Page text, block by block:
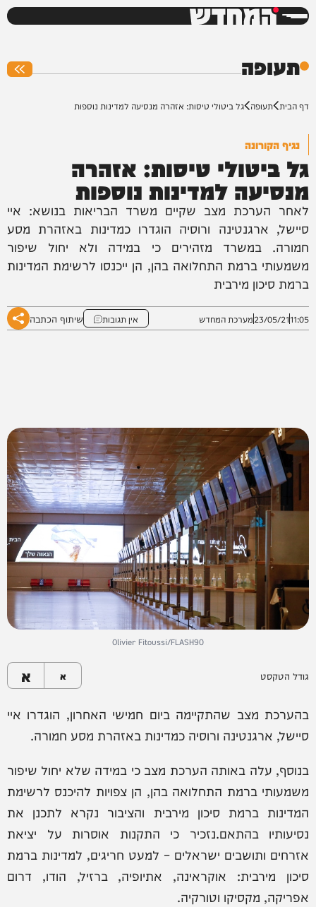
המחדש
תעופה
דף הבית תעופה גל ביטולי טיסות: אזהרה מנסיעה למדינות נוספות
נגיף הקורונה
גל ביטולי טיסות: אזהרה
מנסיעה למדינות נוספות
לאחר הערכת מצב שקיים משרד הבריאות בנושא: איי
סיישל, ארגנטינה ורוסיה הוגדרו כמדינות באזהרת מסע
חמורה. במשרד מזהירים כי במידה ולא יחול שיפור
משמעותי ברמת התחלואה בהן, הן ייכנסו לרשימת המדינות
ברמת סיכון מירבית
11:05
23/05/21מערכת המחדש אין תגובות שיתוף הכתבה
Olivier Fitoussi/FLASH90
גודל הטקסט א א
בהערכת מצב שהתקיימה ביום חמישי האחרון, הוגדרו איי
סיישל, ארגנטינה ורוסיה כמדינות באזהרת מסע חמורה.
בנוסף, עלה באותה הערכת מצב כי במידה שלא יחול שיפור
משמעותי ברמת התחלואה בהן, הן צפויות להיכנס לרשימת
המדינות ברמת סיכון מירבית והציבור נקרא לתכנן את
נסיעותיו בהתאם.נזכיר כי התקנות אוסרות על יציאת
אזרחים ותושבים ישראלים – למעט חריגים, למדינות ברמת
סיכון מירבית: אוקראינה, אתיופיה, ברזיל, הודו, דרום
אפריקה, מקסיקו וטורקיה.